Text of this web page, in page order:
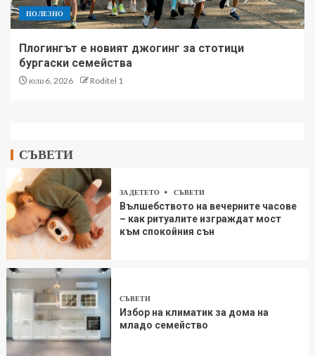
ПОЛЕЗНО
Плогингът е новият джогинг за стотици
бургаски семейства
юли 6, 2026 Roditel 1
СЪВЕТИ
ЗА ДЕТЕТО СЪВЕТИ
Вълшебството на вечерните часове
– как ритуалите изграждат мост
към спокойния сън
СЪВЕТИ
Избор на климатик за дома на
младо семейство